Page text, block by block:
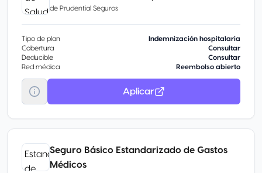
de Prudential Seguros
Tipo de plan
Indemnización hospitalaria
Cobertura
Consultar
Deducible
Consultar
Red médica
Reembolso abierto
Aplicar
Seguro Básico Estandarizado de Gastos
Médicos